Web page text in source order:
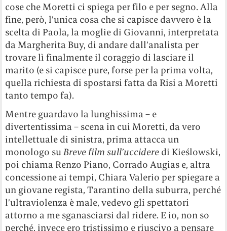
cose che Moretti ci spiega per filo e per segno. Alla
fine, però, l’unica cosa che si capisce davvero è la
scelta di Paola, la moglie di Giovanni, interpretata
da Margherita Buy, di andare dall’analista per
trovare lì finalmente il coraggio di lasciare il
marito (e si capisce pure, forse per la prima volta,
quella richiesta di spostarsi fatta da Risi a Moretti
tanto tempo fa).
Mentre guardavo la lunghissima – e
divertentissima – scena in cui Moretti, da vero
intellettuale di sinistra, prima attacca un
monologo suBreve film sull’uccidere di Kieślowski,
poi chiama Renzo Piano, Corrado Augias e, altra
concessione ai tempi, Chiara Valerio per spiegare a
un giovane regista, Tarantino della suburra, perché
l’ultraviolenza è male, vedevo gli spettatori
attorno a me sganasciarsi dal ridere. E io, non so
perché, invece ero tristissimo e riuscivo a pensare